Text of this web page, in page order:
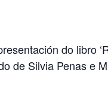
do libro
de Silvia Penas e